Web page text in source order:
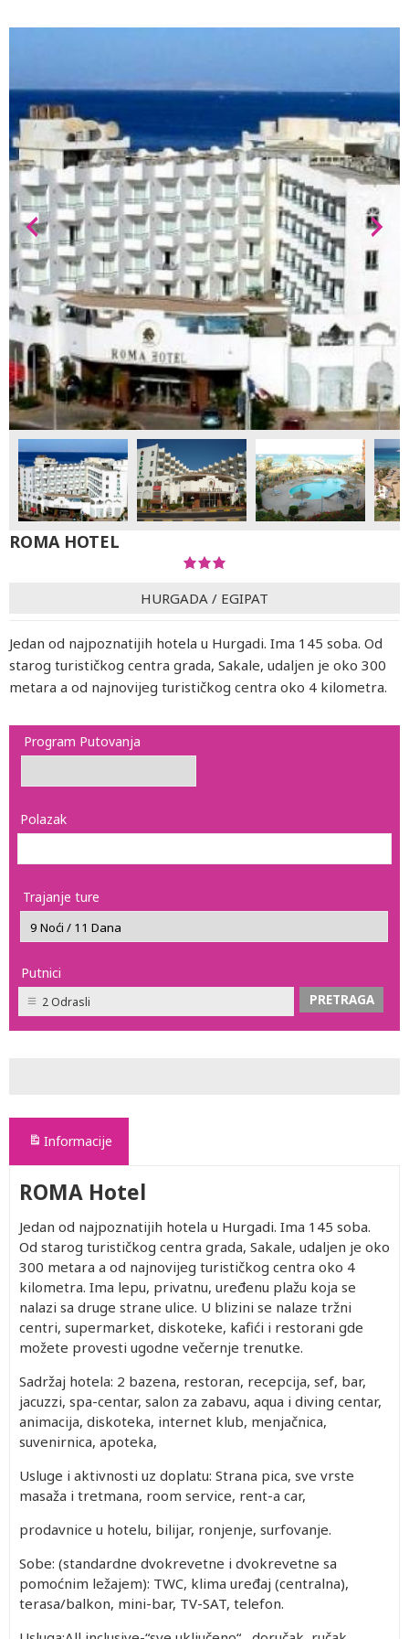
ROMA HOTEL
HURGADA / EGIPAT
Jedan od najpoznatijih hotela u Hurgadi. Ima 145 soba. Od
starog turističkog centra grada, Sakale, udaljen je oko 300
metara a od najnovijeg turističkog centra oko 4 kilometra.
Program Putovanja
Polazak
Trajanje ture
Putnici
2 Odrasli
Informacije
ROMA Hotel
Jedan od najpoznatijih hotela u Hurgadi. Ima 145 soba.
Od starog turističkog centra grada, Sakale, udaljen je oko
300 metara a od najnovijeg turističkog centra oko 4
kilometra. Ima lepu, privatnu, uređenu plažu koja se
nalazi sa druge strane ulice. U blizini se nalaze tržni
centri, supermarket, diskoteke, kafići i restorani gde
možete provesti ugodne večernje trenutke.
Sadržaj hotela: 2 bazena, restoran, recepcija, sef, bar,
jacuzzi, spa-centar, salon za zabavu, aqua i diving centar,
animacija, diskoteka, internet klub, menjačnica,
suvenirnica, apoteka,
Usluge i aktivnosti uz doplatu: Strana pica, sve vrste
masaža i tretmana, room service, rent-a car,
prodavnice u hotelu, bilijar, ronjenje, surfovanje.
Sobe: (standardne dvokrevetne i dvokrevetne sa
pomoćnim ležajem): TWC, klima uređaj (centralna),
terasa/balkon, mini-bar, TV-SAT, telefon.